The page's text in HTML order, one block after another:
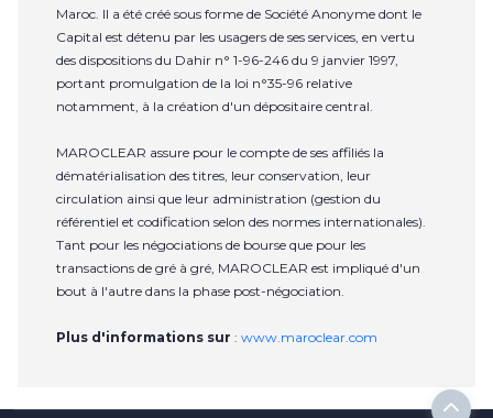
Maroc. Il a été créé sous forme de Société Anonyme dont le
Capital est détenu par les usagers de ses services, en vertu
des dispositions du Dahir n° 1-96-246 du 9 janvier 1997,
portant promulgation de la loi n°35-96 relative
notamment, à la création d'un dépositaire central.
MAROCLEAR assure pour le compte de ses affiliés la
dématérialisation des titres, leur conservation, leur
circulation ainsi que leur administration (gestion du
référentiel et codification selon des normes internationales).
Tant pour les négociations de bourse que pour les
transactions de gré à gré, MAROCLEAR est impliqué d'un
bout à l'autre dans la phase post-négociation.
Plus d'informations sur : www.maroclear.com